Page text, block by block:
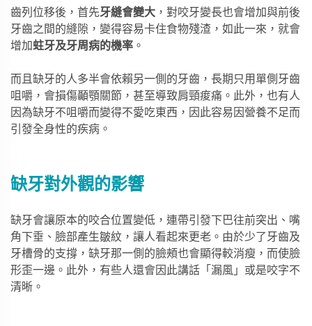
齒列位移後，首先牙縫會變大 ，對咬牙變長也會增加與前後
牙齒之間的縫隙，變得容易卡住食物殘渣，如此一來，就會
增加蛀牙及牙周病的機率 。
而且缺牙的人多半會依賴另一側的牙齒，長期只用單側牙齒
咀嚼，會損傷顳顎關節，甚至導致肩頸痠痛。此外，也有人
因為缺牙不咀嚼而變得不愛吃東西，因此容易因營養不足而
引發全身性的疾病。
缺牙對外觀的影響
缺牙會讓原本的咬合位置變低，連帶引發下巴往前突出、嘴
角下垂、臉部產生皺紋，讓人看起來更老。由於少了牙齒及
牙槽骨的支撐，缺牙那一側的臉頰也會顯得較消瘦，而使臉
形歪一邊。此外，有些人還會因此講話「漏風」或是咬字不
清晰。